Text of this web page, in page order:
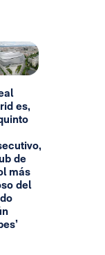
es,
de
más
del